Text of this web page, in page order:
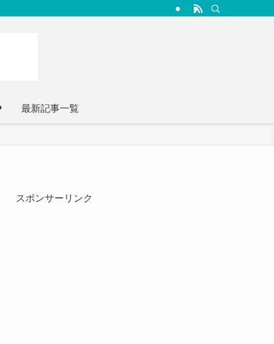
最新記事一覧
スポンサーリンク